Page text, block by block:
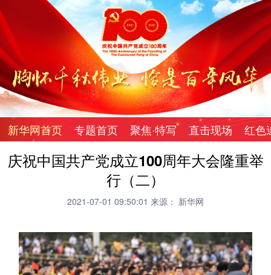
新华网首页 专题首页 聚焦·特写 直击现场 红色
庆祝中国共产党成立100周年大会隆重举
行（二）
2021-07-01 09:50:01 来源： 新华网